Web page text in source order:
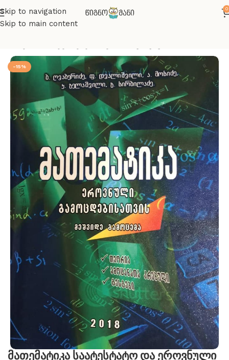
Skip to navigation
Skip to main content
0
-15%
მათემატიკა საატესტატო და ეროვნული